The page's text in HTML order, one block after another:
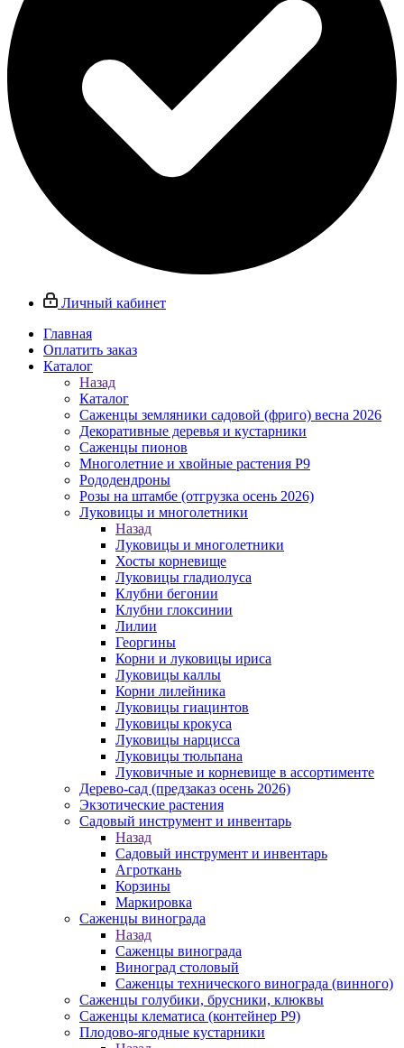
Личный кабинет
Главная
Оплатить заказ
Каталог
Назад
Каталог
Саженцы земляники садовой (фриго) весна 2026
Декоративные деревья и кустарники
Саженцы пионов
Многолетние и хвойные растения Р9
Рододендроны
Розы на штамбе (отгрузка осень 2026)
Луковицы и многолетники
Назад
Луковицы и многолетники
Хосты корневище
Луковицы гладиолуса
Клубни бегонии
Клубни глоксинии
Лилии
Георгины
Корни и луковицы ириса
Луковицы каллы
Корни лилейника
Луковицы гиацинтов
Луковицы крокуса
Луковицы нарцисса
Луковицы тюльпана
Луковичные и корневище в ассортименте
Дерево-сад (предзаказ осень 2026)
Экзотические растения
Садовый инструмент и инвентарь
Назад
Садовый инструмент и инвентарь
Агроткань
Корзины
Маркировка
Саженцы винограда
Назад
Саженцы винограда
Виноград столовый
Саженцы технического винограда (винного)
Саженцы голубики, брусники, клюквы
Саженцы клематиса (контейнер Р9)
Плодово-ягодные кустарники